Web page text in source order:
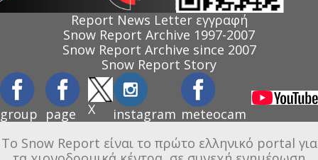
Report News Letter εγγραφή
Snow Report Archive 1997-2007
Snow Report Archive since 2007
Snow Report Story
group page X instagram meteocam
Το Snow Report είναι το πρώτο ελληνικό portal για